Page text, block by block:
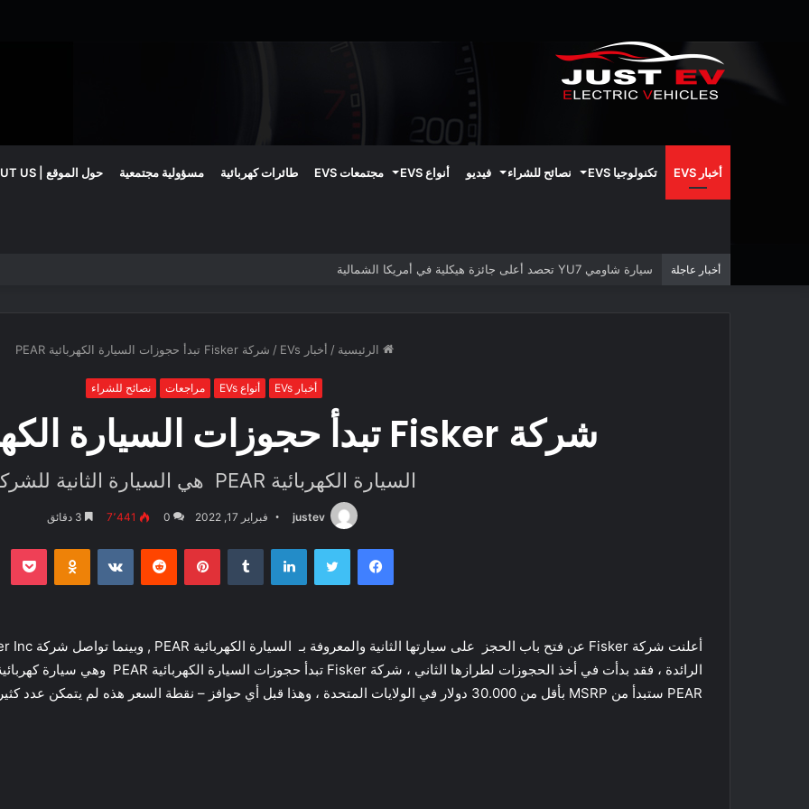
أخبار EVS تكنولوجيا EVS نصائح للشراء فيديو أنواع EVS مجتمعات EVS طائرات كهربائية مسؤولية مجتمعية حول الموقع | ABOUT US
أخبار عاجلة سيارة شاومي YU7 تحصد أعلى جائزة هيكلية في أمريكا الشمالية
الرئيسية / أخبار EVs / شركة Fisker تبدأ حجوزات السيارة الكهربائية PEAR
أخبار EVs أنواع EVs مراجعات نصائح للشراء
شركة Fisker تبدأ حجوزات السيارة الكهربائية PEAR
السيارة الكهربائية PEAR هي السيارة الثانية للشركة
justev فبراير 17, 2022 0 7٬441
فيسبوك تويتر لينكدإن بينتيريست
PEAR ستبدأ من MSRP بأقل من 30.000 دولار في الولايات المتحدة ، وهذا قبل أي حوافز – نقطة السعر هذه لم يتمكن عدد كثير من صانعي السيارات من تقديمها بالسوق .